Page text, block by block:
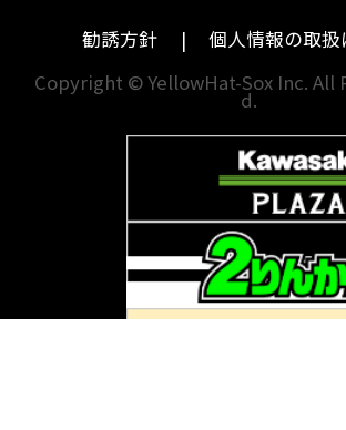
BEETフルエキ
BEETマフラー
BLACKLIMITEDBMW
BMW S1000RR Mパッケージ
BMWS1000R
BMW
BMW フルパニアBM‘Sマフ
BOBBERBOLTBOLT C-Spec
BOLT C-Spec ABSBOLT R-
BOLTR-SpecBONNEVILLE
福岡
長崎
熊本
勧誘方針
個人情報の取扱
Copyright © YellowHat-Sox Inc. All
d.